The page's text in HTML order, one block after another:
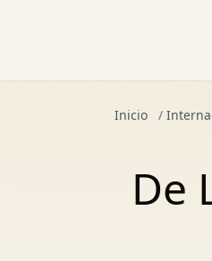
Inicio /
De